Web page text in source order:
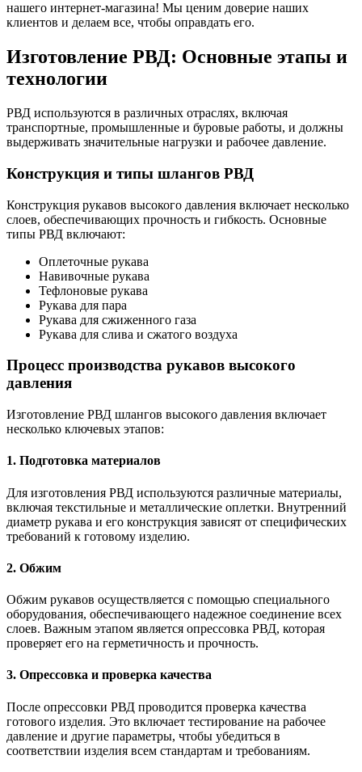
нашего интернет-магазина! Мы ценим доверие наших
клиентов и делаем все, чтобы оправдать его.
Изготовление РВД: Основные этапы и
технологии
РВД используются в различных отраслях, включая
транспортные, промышленные и буровые работы, и должны
выдерживать значительные нагрузки и рабочее давление.
Конструкция и типы шлангов РВД
Конструкция рукавов высокого давления включает несколько
слоев, обеспечивающих прочность и гибкость. Основные
типы РВД включают:
Оплеточные рукава
Навивочные рукава
Тефлоновые рукава
Рукава для пара
Рукава для сжиженного газа
Рукава для слива и сжатого воздуха
Процесс производства рукавов высокого
давления
Изготовление РВД шлангов высокого давления включает
несколько ключевых этапов:
1. Подготовка материалов
Для изготовления РВД используются различные материалы,
включая текстильные и металлические оплетки. Внутренний
диаметр рукава и его конструкция зависят от специфических
требований к готовому изделию.
2. Обжим
Обжим рукавов осуществляется с помощью специального
оборудования, обеспечивающего надежное соединение всех
слоев. Важным этапом является опрессовка РВД, которая
проверяет его на герметичность и прочность.
3. Опрессовка и проверка качества
После опрессовки РВД проводится проверка качества
готового изделия. Это включает тестирование на рабочее
давление и другие параметры, чтобы убедиться в
соответствии изделия всем стандартам и требованиям.